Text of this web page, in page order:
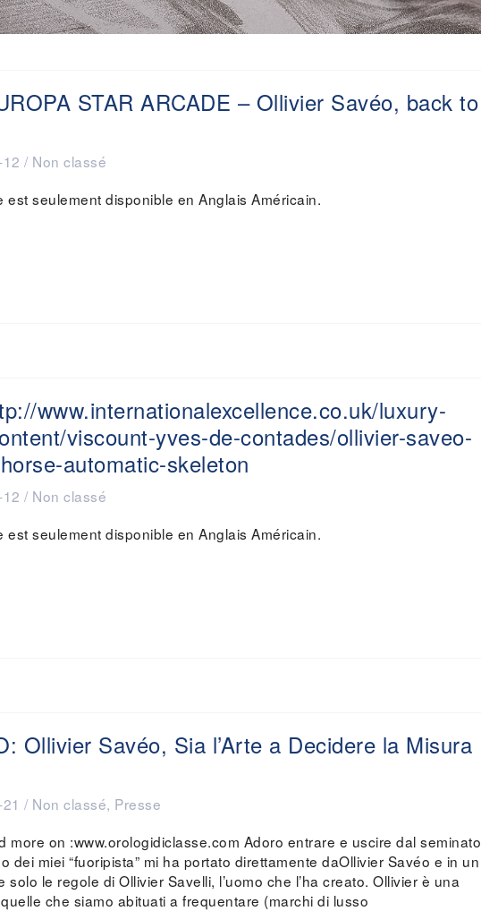
STAR ARCADE – Ollivier Savéo, back to
/ Non classé
est seulement disponible en Anglais Américain.
www.internationalexcellence.co.uk/luxury-
viscount-yves-de-contades/ollivier-saveo-
automatic-skeleton
/ Non classé
est seulement disponible en Anglais Américain.
Ollivier Savéo, Sia l’Arte a Decidere la Misura
/ Non classé, Presse
more on :www.orologidiclasse.com Adoro entrare e uscire dal seminato
dei miei “fuoripista” mi ha portato direttamente daOllivier Savéo e in un
solo le regole di Ollivier Savelli, l’uomo che l’ha creato. Ollivier è una
che siamo abituati a frequentare (marchi di lusso